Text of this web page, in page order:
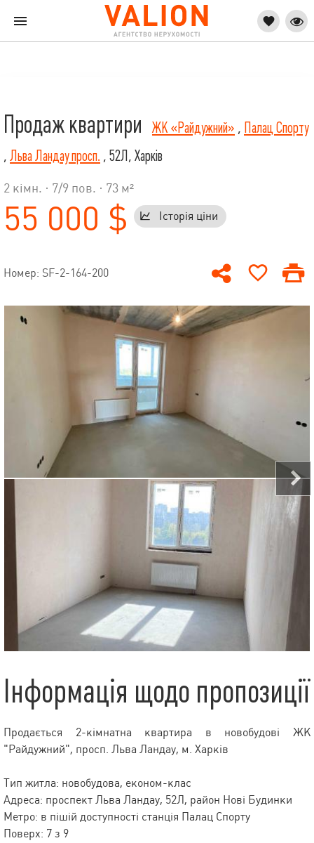
Продаж квартири ЖК «Райдужний» , Палац Спорту
, Льва Ландау просп. , 52Л, Харків
2 кімн. · 7/9 пов. · 73 м²
55 000 $ Історія ціни
Номер: SF-2-164-200
Інформація щодо пропозиції
Продається 2-кімнатна квартира в новобудові ЖК
"Райдужний", просп. Льва Ландау, м. Харків
Тип житла: новобудова, економ-клас
Адреса: проспект Льва Ландау, 52Л, район Нові Будинки
Метро: в пішій доступності станція Палац Спорту
Поверх: 7 з 9